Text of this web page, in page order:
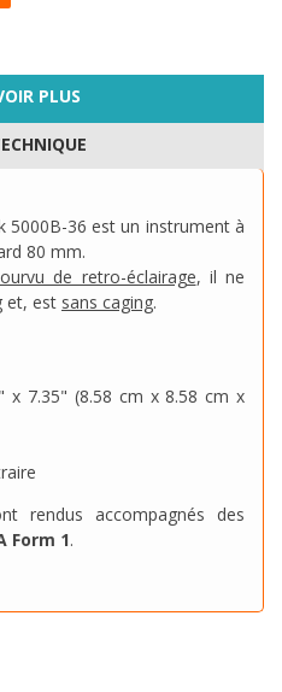
PLUS
5000B-36 est un instrument à
80 mm.
de retro-éclairage, il ne
et, est sans caging.
x 7.35" (8.58 cm x 8.58 cm x
rendus accompagnés des
Form 1.